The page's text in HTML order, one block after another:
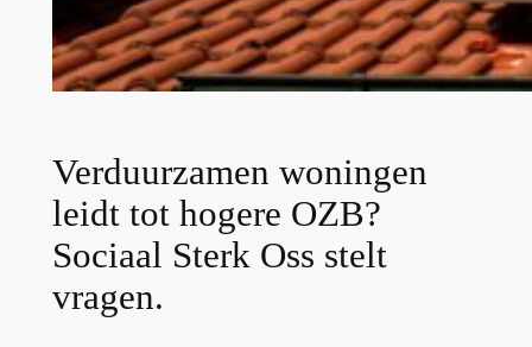
Verduurzamen woningen
leidt tot hogere OZB?
Sociaal Sterk Oss stelt
vragen.